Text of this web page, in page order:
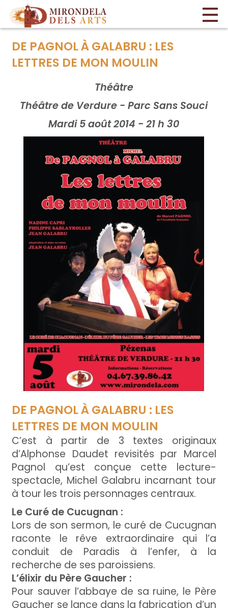
DE PAGNOL À GALABRU : LES
LETTRES DE MON MOULIN
Théâtre
Théâtre de Verdure - Parc Sans Souci
Mardi 5 août 2014 - 21 h 30
DE PAGNOL À GALABRU : LES
LETTRES DE MON MOULIN
C’est à partir de 3 textes originaux
d’Alphonse Daudet revisités par Marcel
Pagnol qu’est conçue cette lecture-
spectacle, Michel Galabru incarnant tour
à tour les trois personnages centraux.
Le Curé de Cucugnan :
Lors de son sermon, le curé de Cucugnan
raconte le rêve extraordinaire qui l’a
conduit de Paradis à l’enfer, à la
recherche de ses paroissiens.
L’élixir du Père Gaucher :
Pour sauver l’abbaye de sa ruine, le Père
Gaucher se lance dans la fabrication d’un